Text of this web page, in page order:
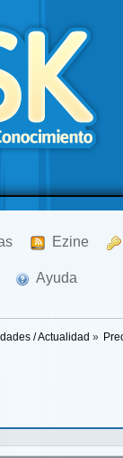
Ezine
Ayuda
/ Actualidad »